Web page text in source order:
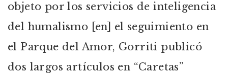
objeto por los servicios de inteligencia
del humalismo [en] el seguimiento en
el Parque del Amor, Gorriti publicó
dos largos artículos en “Caretas”